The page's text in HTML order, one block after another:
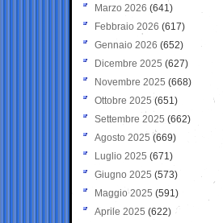
Marzo 2026 (641)
Febbraio 2026 (617)
Gennaio 2026 (652)
Dicembre 2025 (627)
Novembre 2025 (668)
Ottobre 2025 (651)
Settembre 2025 (662)
Agosto 2025 (669)
Luglio 2025 (671)
Giugno 2025 (573)
Maggio 2025 (591)
Aprile 2025 (622)